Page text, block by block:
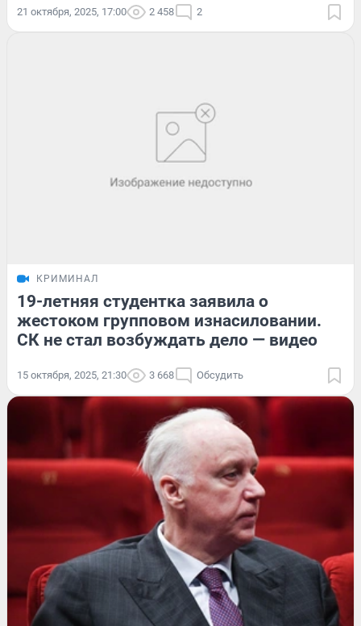
21 октября, 2025, 17:00 2 458 2
КРИМИНАЛ
19-летняя студентка заявила о
жестоком групповом изнасиловании.
СК не стал возбуждать дело — видео
15 октября, 2025, 21:30 3 668 Обсудить